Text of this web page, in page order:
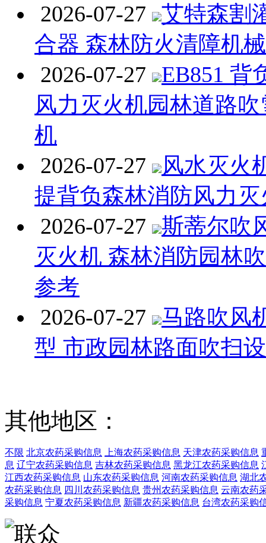
2026-07-27
艾特森割
合器 森林防火清障机
2026-07-27
EB851 背
风力灭火机园林道路
机
2026-07-27
风水灭火
提背负森林消防风力
2026-07-27
斯蒂尔吹
灭火机 森林消防园林
参考
2026-07-27
马路吹风
型 市政园林路面吹扫
其他地区：
不限 北京农药采购信息 上海农药采购信息 天津农药采购信息
息 辽宁农药采购信息 吉林农药采购信息 黑龙江农药采购信息
江西农药采购信息 山东农药采购信息 河南农药采购信息 湖北
农药采购信息 四川农药采购信息 贵州农药采购信息 云南农药
采购信息 宁夏农药采购信息 新疆农药采购信息 台湾农药采购